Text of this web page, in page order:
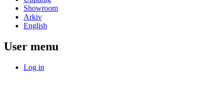
Showroom
Arkiv
English
User menu
Log in